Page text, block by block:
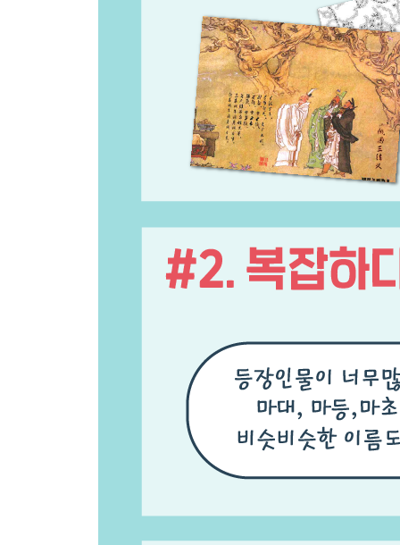
관도대전 둘, 태양을 피하는 방법
관도대전 셋, 원소야, 원소야 헌집 줄게 새집 다오
위기를 기회로, 두려움을 용기로 유비 서서를 만나
슬픈 인연, 눈물을 머금고 서서를 보낸 유비
삼고초려, 원하는 인재를 대하는 올바른 자세
괴도유비, 공명의 심장을 훔치다
박망파 전투, 내가 공명이다
신야성 전투, 공명은 물불을 가리지 않는다
유비본색, 백성이 나를 버릴지라도 나는 백성을 버
출형주기, 조조여 잘 있거라
똑똑한 놈, 착한 놈, 현명한 놈
조조의 전성시대, 공공의 적이 되다
위기의 공명, 미션 임파서블
이이제이, 적은 적으로 잡는다